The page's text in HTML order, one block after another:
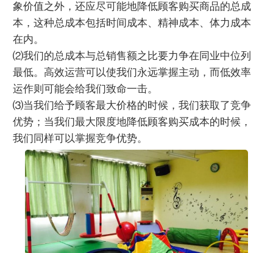
象价值之外，还应尽可能地降低顾客购买商品的总成
本，这种总成本包括时间成本、精神成本、体力成本
在内。
⑵我们的总成本与总销售额之比要力争在同业中位列
最低。高效运营可以使我们永远掌握主动，而低效率
运作则可能会给我们致命一击。
⑶当我们给予顾客最大价格的时候，我们获取了竞争
优势；当我们最大限度地降低顾客购买成本的时候，
我们同样可以掌握竞争优势。